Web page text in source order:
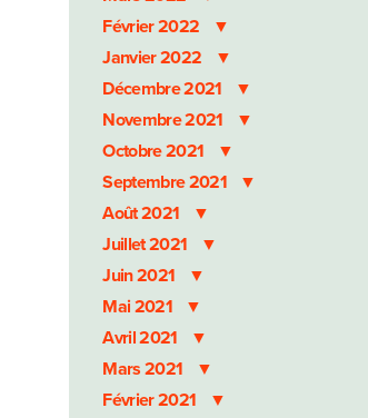
Février 2022
Janvier 2022
Décembre 2021
Novembre 2021
Octobre 2021
Septembre 2021
Août 2021
Juillet 2021
Juin 2021
Mai 2021
Avril 2021
Mars 2021
Février 2021